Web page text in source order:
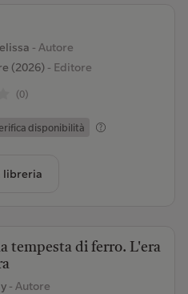
- Autore
(2026)- Editore
(0)
disponibilità
libreria
tempesta di ferro. L'era
- Autore